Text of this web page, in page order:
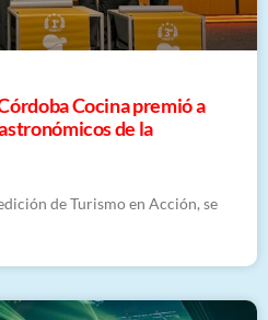
Cocina premió a
de la
de Turismo en Acción, se